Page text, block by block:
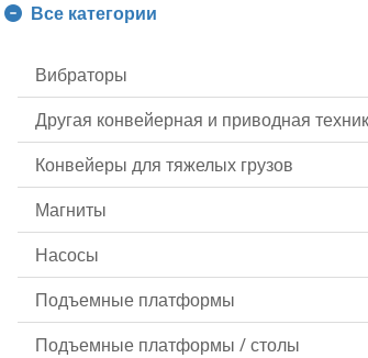
Все категории
Вибраторы
Другая конвейерная и приводная
Конвейеры для тяжелых грузов
Магниты
Насосы
Подъемные платформы
Подъемные платформы / столы